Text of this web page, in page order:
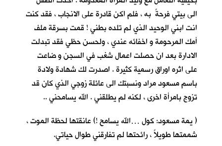
الى بيتي فرحةً به ، فلم اكن قادرة على الانجاب ، فقد كنت
انت ابني الوحيد الذي لم تلده بطني ! قمت بسرقة ملف
أمك المرحومة و اخفائه عندي ، ولحسن حظي فقد تبدلت
الادارة بعد ان حصلت اعمال شغب في السجن و ضاعت
على اثره اوراق رسمية كثيرة . اصدرت لك شهادة ولادة
باسم مسعود مراد ونسبتك الى عائلة زوجي الذي كان قد
تزوج بامرأة اخرى ، لكنه لم يطلقني . الله يسامحني ..
( يمة مسعود: كول …الله يسامح !) عانقتها لحظة الموت ،
شممتها طويلاً ، رائحتها لم تفارقني طوال حياتي.